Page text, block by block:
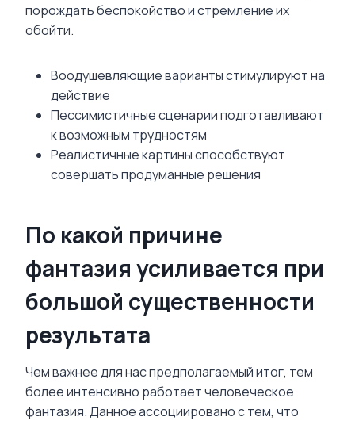
порождать беспокойство и стремление их
обойти.
Воодушевляющие варианты стимулируют на
действие
Пессимистичные сценарии подготавливают
к возможным трудностям
Реалистичные картины способствуют
совершать продуманные решения
По какой причине
фантазия усиливается при
большой существенности
результата
Чем важнее для нас предполагаемый итог, тем
более интенсивно работает человеческое
фантазия. Данное ассоциировано с тем, что